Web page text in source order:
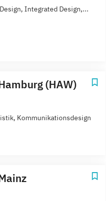
Integrated Design,...
(HAW)
Kommunikationsdesign